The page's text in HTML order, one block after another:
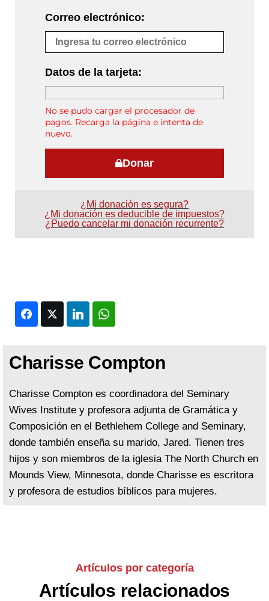
Correo electrónico:
Datos de la tarjeta:
No se pudo cargar el procesador de
pagos. Recarga la página e intenta de
nuevo.
Donar
¿Mi donación es segura?
¿Mi donación es deducible de impuestos?
¿Puedo cancelar mi donación recurrente?
FacebookTwitter LinkedIn
Charisse Compton
Charisse Compton es coordinadora del Seminary
Wives Institute y profesora adjunta de Gramática y
Composición en el Bethlehem College and Seminary,
donde también enseña su marido, Jared. Tienen tres
hijos y son miembros de la iglesia The North Church en
Mounds View, Minnesota, donde Charisse es escritora
y profesora de estudios bíblicos para mujeres.
Artículos por categoría
Artículos relacionados